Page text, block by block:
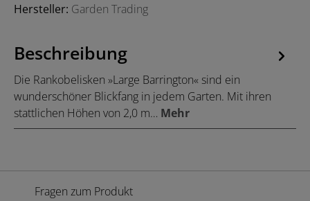
Hersteller: Garden Trading
Beschreibung
Die Rankobelisken »Large Barrington« sind ein
wunderschöner Blickfang in jedem Garten. Mit ihren
stattlichen Höhen von 2,0 m… Mehr
Fragen zum Produkt